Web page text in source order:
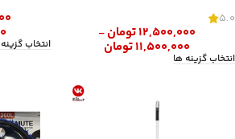
5.0
۱۲,۵۰۰,۰۰۰تومان –
۱۱,۵۰۰,۰۰۰تومان
انتخاب گزینه ها
انتخاب